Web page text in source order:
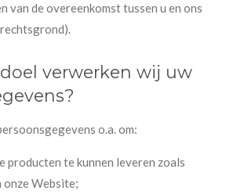
van de overeenkomst tussen u en ons
verwerken wij uw
o.a. om:
producten te kunnen leveren zoals
onze Website;